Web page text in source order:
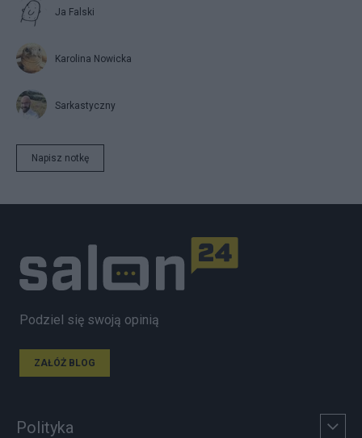
Ja Falski
Karolina Nowicka
Sarkastyczny
Napisz notkę
Podziel się swoją opinią
ZAŁÓŻ BLOG
Polityka